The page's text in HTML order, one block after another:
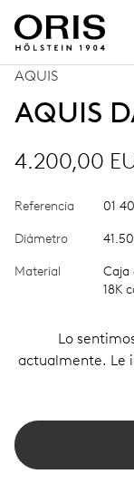
AQUIS
AQUIS
4.200,00
Referencia 01
Diámetro
Material
Caja
18K
Lo
actualmente. Le